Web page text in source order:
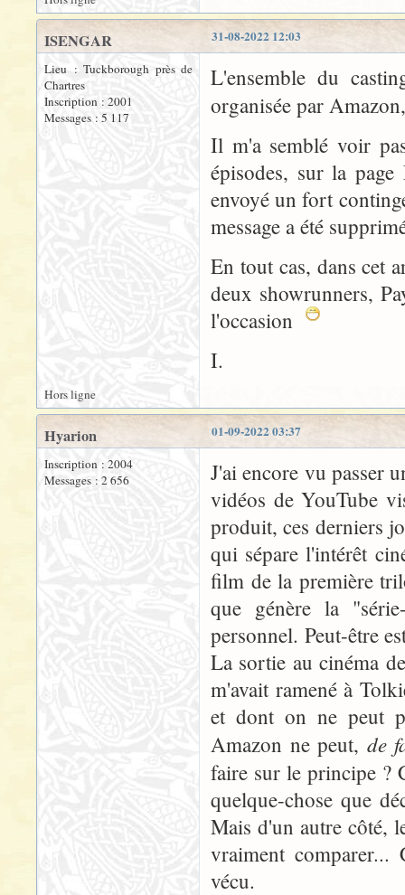
31-08-2022 12:03
ISENGAR
Lieu : Tuckborough près de
Chartres
Inscription : 2001
Messages : 5 117
L'ensemble du
organisée par
Il m'a semblé voir
épisodes, sur la
envoyé un fort
message a été
En tout cas, dans cet
deux showrunners,
l'occasion
I.
Hors ligne
01-09-2022 03:37
Hyarion
Inscription : 2004
Messages : 2 656
J'ai encore vu passer
vidéos de YouTube
produit, ces derniers
qui sépare l'intérêt
film de la première
que génère la
personnel. Peut-être
La sortie au cinéma
m'avait ramené à
et dont on ne peut
Amazon ne peut, de
faire sur le principe ?
quelque-chose que
Mais d'un autre côté,
vraiment comparer...
vécu.